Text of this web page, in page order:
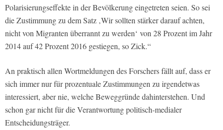
Polarisierungseffekte in der Bevölkerung eingetreten seien. So sei
die Zustimmung zu dem Satz ‚Wir sollten stärker darauf achten,
nicht von Migranten überrannt zu werden‘ von 28 Prozent im Jahr
2014 auf 42 Prozent 2016 gestiegen, so Zick.“
An praktisch allen Wortmeldungen des Forschers fällt auf, dass er
sich immer nur für prozentuale Zustimmungen zu irgendetwas
interessiert, aber nie, welche Beweggründe dahinterstehen. Und
schon gar nicht für die Verantwortung politisch-medialer
Entscheidungsträger.